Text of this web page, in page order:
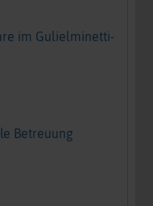
im Gulielminetti-
Betreuung